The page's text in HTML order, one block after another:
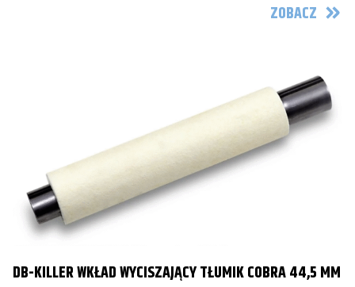
ZOBACZ
DB-KILLER WKŁAD WYCISZAJĄCY TŁUMIK COBRA 44,5 MM